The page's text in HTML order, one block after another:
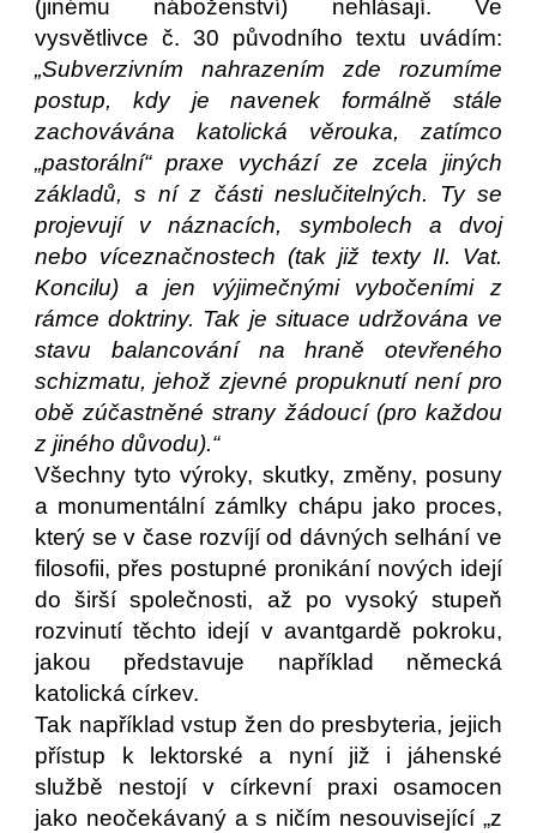
(jinému náboženství) nehlásají. Ve
vysvětlivce č. 30 původního textu uvádím:
„Subverzivním nahrazením zde rozumíme
postup, kdy je navenek formálně stále
zachovávána katolická věrouka, zatímco
„pastorální“ praxe vychází ze zcela jiných
základů, s ní z části neslučitelných. Ty se
projevují v náznacích, symbolech a dvoj
nebo víceznačnostech (tak již texty II. Vat.
Koncilu) a jen výjimečnými vybočeními z
rámce doktriny. Tak je situace udržována ve
stavu balancování na hraně otevřeného
schizmatu, jehož zjevné propuknutí není pro
obě zúčastněné strany žádoucí (pro každou
z jiného důvodu).“
Všechny tyto výroky, skutky, změny, posuny
a monumentální zámlky chápu jako proces,
který se v čase rozvíjí od dávných selhání ve
filosofii, přes postupné pronikání nových idejí
do širší společnosti, až po vysoký stupeň
rozvinutí těchto idejí v avantgardě pokroku,
jakou představuje například německá
katolická církev.
Tak například vstup žen do presbyteria, jejich
přístup k lektorské a nyní již i jáhenské
službě nestojí v církevní praxi osamocen
jako neočekávaný a s ničím nesouvisející „z